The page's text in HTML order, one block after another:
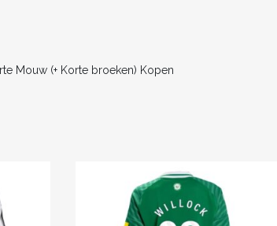
Mouw (+ Korte broeken) Kopen